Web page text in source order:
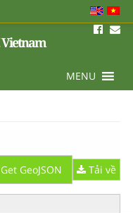
Vietnam
MENU
Get GeoJSON Tải về